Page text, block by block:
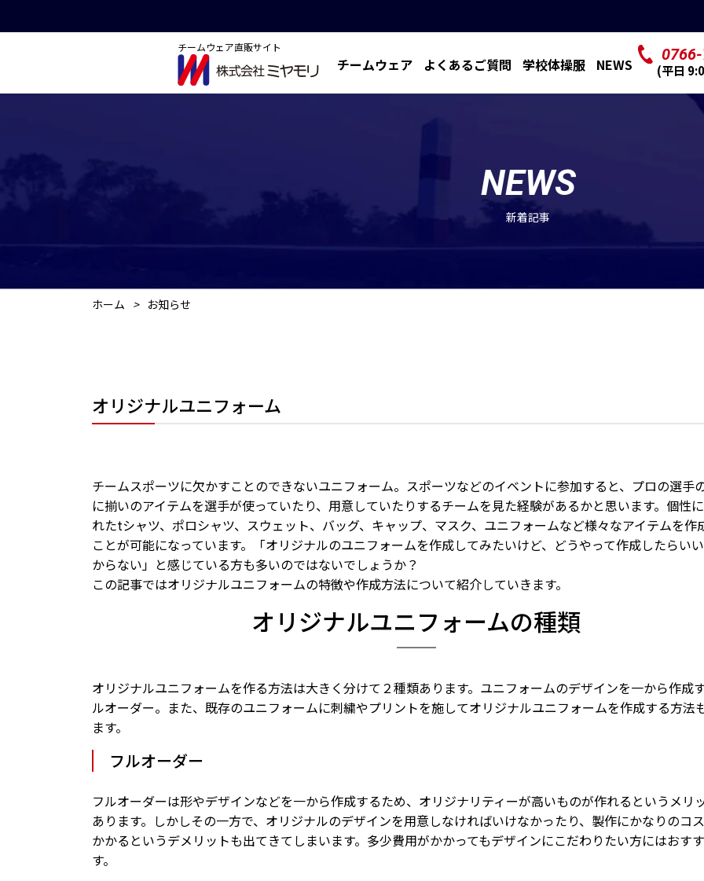
チームウェア直販サイト
チームウェア よくあるご質問 学校体操服 NEWS (平⽇
NEWS
新着記事
ホーム > お知らせ
オリジナルユニフォーム
チームスポーツに欠かすことのできないユニフォーム。スポーツなどのイベントに参加すると、プロの選手
に揃いのアイテムを選手が使っていたり、用意していたりするチームを見た経験があるかと思います。個性
れたtシャツ、ポロシャツ、スウェット、バッグ、キャップ、マスク、ユニフォームなど様々なアイテムを作
ことが可能になっています。「オリジナルのユニフォームを作成してみたいけど、どうやって作成したらい
からない」と感じている方も多いのではないでしょうか？
この記事ではオリジナルユニフォームの特徴や作成方法について紹介していきます。
オリジナルユニフォームの種類
オリジナルユニフォームを作る方法は大きく分けて２種類あります。ユニフォームのデザインを一から作成
ルオーダー。また、既存のユニフォームに刺繍やプリントを施してオリジナルユニフォームを作成する方法
ます。
フルオーダー
フルオーダーは形やデザインなどを一から作成するため、オリジナリティーが高いものが作れるというメリ
あります。しかしその一方で、オリジナルのデザインを用意しなければいけなかったり、製作にかなりのコ
かかるというデメリットも出てきてしまいます。多少費用がかかってもデザインにこだわりたい方にはおす
す。